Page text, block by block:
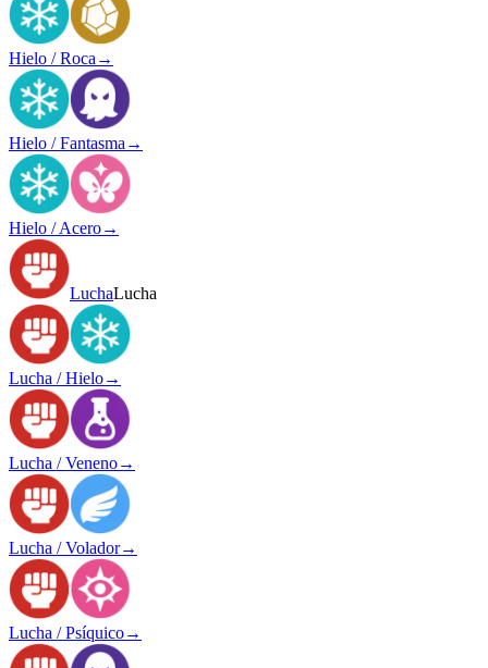
Hielo / Roca →
Hielo / Fantasma →
Hielo / Acero→
LuchaLucha
Lucha / Hielo→
Lucha / Veneno→
Lucha / Volador→
Lucha / Psíquico→